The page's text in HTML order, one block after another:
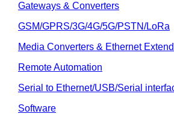
Gateways & Converters
GSM/GPRS/3G/4G/5G/PSTN/LoRa
Media Converters & Ethernet
Remote Automation
Serial to Ethernet/USB/Serial
Software